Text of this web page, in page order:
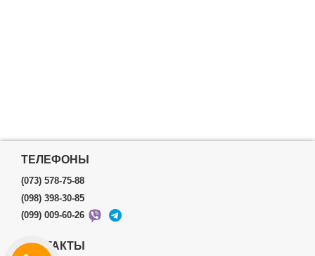
ТЕЛЕФОНЫ
(073) 578-75-88
(098) 398-30-85
(099) 009-60-26
КОНТАКТЫ